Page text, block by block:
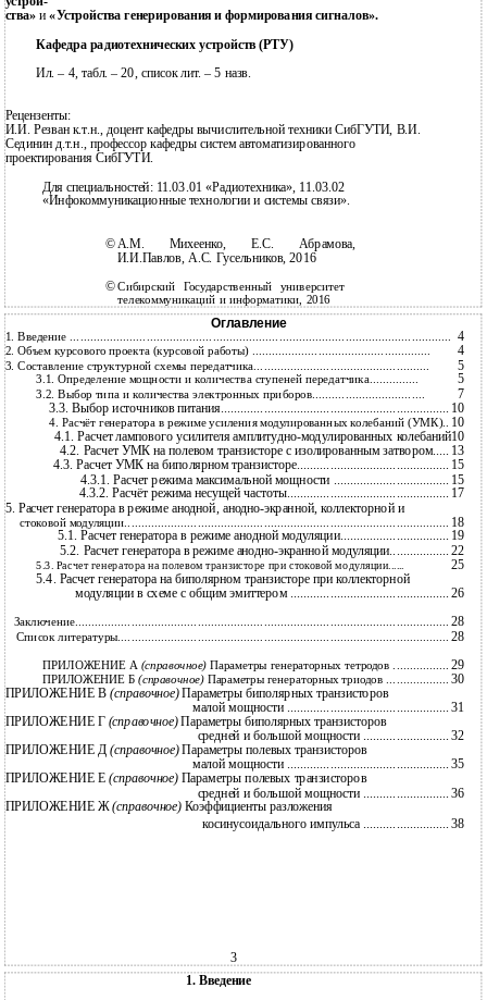
ства»и«Устройства генерирования и формирования сигналов».
Кафедра радиотехнических устройств (РТУ)
Ил. – 4, табл. – 20, список лит. – 5 назв.
Рецензенты:
И.И. Резван к.т.н., доцент кафедры вычислительной техники СибГУТИ, В.И.
Сединин д.т.н., профессор кафедры систем автоматизированного
проектирования СибГУТИ.
Для специальностей: 11.03.01 «Радиотехника», 11.03.02
«Инфокоммуникационные технологии и системы связи».
© А.М. Михеенко, Е.С. Абрамова,
И.И.Павлов, А.С. Гусельников, 2016
© Сибирский Государственный университет
телекоммуникаций и информатики, 2016
Оглавление
1. Введение ................................................................................................................... 4
2. Объем курсового проекта (курсовой работы) ...................................................... 4
3. Составление структурной схемы передатчика..................................................... 5
3.1. Определение мощности и количества ступеней передатчика............... 5
3.2. Выбор типа и количества электронных приборов.................................. 7
3.3. Выбор источников питания..................................................................... 10
4. Расчёт генератора в режиме усиления модулированных колебаний (УМК).. 10
4.1. Расчет лампового усилителя амплитудно-модулированных колебаний10
4.2. Расчет УМК на полевом транзисторе с изолированным затвором..... 13
4.3. Расчет УМК на биполярном транзисторе.............................................. 15
4.3.1. Расчет режима максимальной мощности ................................... 15
4.3.2. Расчёт режима несущей частоты................................................. 17
5. Расчет генератора в режиме анодной, анодно-экранной, коллекторной и
стоковой модуляции.................................................................................................. 18
5.1. Расчет генератора в режиме анодной модуляции................................. 19
5.2. Расчет генератора в режиме анодно-экранной модуляции.................. 22
5.3. Расчет генератора на полевом транзисторе при стоковой модуляции...... 25
5.4. Расчет генератора на биполярном транзисторе при коллекторной
модуляции в схеме с общим эмиттером ................................................ 26
Заключение................................................................................................................. 28
Список литературы.................................................................................................... 28
ПРИЛОЖЕНИЕ А (справочное)Параметры генераторных тетродов ................. 29
ПРИЛОЖЕНИЕ Б(справочное) Параметры генераторных триодов ................... 30
ПРИЛОЖЕНИЕ В (справочное)Параметры биполярных транзисторов
малой мощности ................................................. 31
ПРИЛОЖЕНИЕ Г (справочное)Параметры биполярных транзисторов
средней и большой мощности .......................... 32
ПРИЛОЖЕНИЕ Д (справочное)Параметры полевых транзисторов
малой мощности ................................................. 35
ПРИЛОЖЕНИЕ Е(справочное) Параметры полевых транзисторов
средней и большой мощности .......................... 36
ПРИЛОЖЕНИЕ Ж(справочное) Коэффициенты разложения
косинусоидального импульса .......................... 38
3
1. Введение